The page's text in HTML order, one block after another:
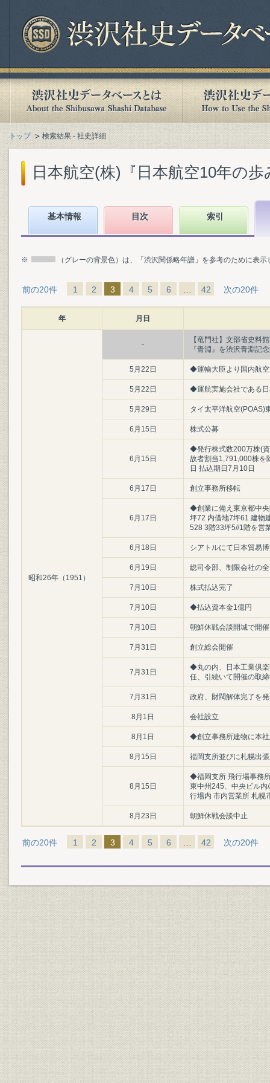
トップ 検索結果 - 社史詳細
日本航空(株)『日本航空10年の
基本情報 目次 索引
※ （グレーの背景色）は、「渋沢関係略年譜」を参考のために表
前の20件 1 2 3 4 5 6 42 次の20件
年 月日
昭和26年（1951）
-
【竜門社】文部省史料
『青淵』を渋沢青淵記
5月22日 ◆運輸大臣より国内航
5月22日 ◆運航実施会社である
5月29日 タイ太平洋航空(POAS)
6月15日 株式公募
6月15日
◆発行株式数200万株(
故者割当1,791,000株を
日 払込期日7月10日
6月17日 創立事務所移転
6月17日
◆創業に備え東京都中
坪72 内借地7坪61 建物
528 3階33坪5//1階を営
6月18日 シアトルにて日本貿易
6月19日 総司令部、制限会社の
7月10日 株式払込完了
7月10日 ◆払込資本金1億円
7月10日 朝鮮休戦会談開城で開催
7月31日 創立総会開催
7月31日
◆丸の内、日本工業倶
任、引続いて開催の取
7月31日 政府、財閥解体完了を
8月1日 会社設立
8月1日 ◆創立事務所建物に本
8月15日 福岡支所並びに札幌出
8月15日
◆福岡支所 飛行場事務
東中州245、中央ビル内
行場内 市内営業所 札幌
8月23日 朝鮮休戦会談中止
前の20件 1 2 3 4 5 6 42 次の20件